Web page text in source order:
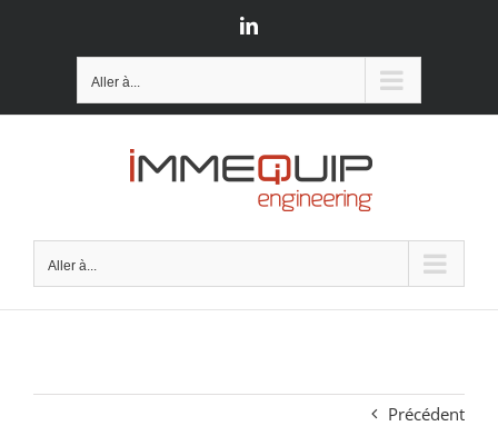
LinkedIn
Aller à...
Aller à...
Précédent